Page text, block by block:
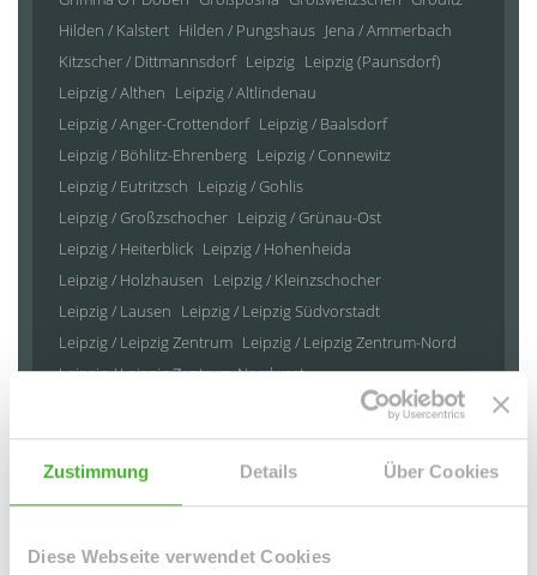
Zustimmung Details Über Cookies
Diese Webseite verwendet Cookies
Hilden / Kalstert Hilden / Pungshaus Jena / Ammerbach
Kitzscher / Dittmannsdorf Leipzig Leipzig (Paunsdorf)
Leipzig / Althen Leipzig / Altlindenau
Leipzig / Anger-Crottendorf Leipzig / Baalsdorf
Leipzig / Böhlitz-Ehrenberg Leipzig / Connewitz
Leipzig / Eutritzsch Leipzig / Gohlis
Leipzig / Großzschocher Leipzig / Grünau-Ost
Leipzig / Heiterblick Leipzig / Hohenheida
Leipzig / Holzhausen Leipzig / Kleinzschocher
Leipzig / Lausen Leipzig / Leipzig Südvorstadt
Leipzig / Leipzig Zentrum Leipzig / Leipzig Zentrum-Nord
Leipzig / Leipzig Zentrum-Nordwest
Leipzig / Leipzig Zentrum-West Leipzig / Liebertwolkwitz
Leipzig / Lindenau
Leipzig / Lindenthal
Leipzig / Mölkau
Leipzig / Seehausen Machern / Plagwitz